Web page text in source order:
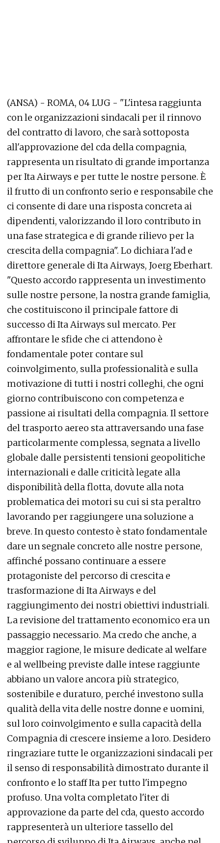
(ANSA) - ROMA, 04 LUG - "L'intesa raggiunta
con le organizzazioni sindacali per il rinnovo
del contratto di lavoro, che sarà sottoposta
all'approvazione del cda della compagnia,
rappresenta un risultato di grande importanza
per Ita Airways e per tutte le nostre persone. È
il frutto di un confronto serio e responsabile che
ci consente di dare una risposta concreta ai
dipendenti, valorizzando il loro contributo in
una fase strategica e di grande rilievo per la
crescita della compagnia". Lo dichiara l'ad e
direttore generale di Ita Airways, Joerg Eberhart.
"Questo accordo rappresenta un investimento
sulle nostre persone, la nostra grande famiglia,
che costituiscono il principale fattore di
successo di Ita Airways sul mercato. Per
affrontare le sfide che ci attendono è
fondamentale poter contare sul
coinvolgimento, sulla professionalità e sulla
motivazione di tutti i nostri colleghi, che ogni
giorno contribuiscono con competenza e
passione ai risultati della compagnia. Il settore
del trasporto aereo sta attraversando una fase
particolarmente complessa, segnata a livello
globale dalle persistenti tensioni geopolitiche
internazionali e dalle criticità legate alla
disponibilità della flotta, dovute alla nota
problematica dei motori su cui si sta peraltro
lavorando per raggiungere una soluzione a
breve. In questo contesto è stato fondamentale
dare un segnale concreto alle nostre persone,
affinché possano continuare a essere
protagoniste del percorso di crescita e
trasformazione di Ita Airways e del
raggiungimento dei nostri obiettivi industriali.
La revisione del trattamento economico era un
passaggio necessario. Ma credo che anche, a
maggior ragione, le misure dedicate al welfare
e al wellbeing previste dalle intese raggiunte
abbiano un valore ancora più strategico,
sostenibile e duraturo, perché investono sulla
qualità della vita delle nostre donne e uomini,
sul loro coinvolgimento e sulla capacità della
Compagnia di crescere insieme a loro. Desidero
ringraziare tutte le organizzazioni sindacali per
il senso di responsabilità dimostrato durante il
confronto e lo staff Ita per tutto l'impegno
profuso. Una volta completato l'iter di
approvazione da parte del cda, questo accordo
rappresenterà un ulteriore tassello del